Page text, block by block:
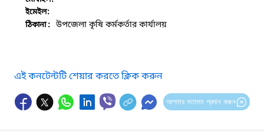
ইমেইল:
ঠিকানা : উপজেলা কৃষি কর্মকর্তার কার্যালয়
এই কনটেন্টটি শেয়ার করতে ক্লিক করুন
আপনার মতামত প্রদান করুন